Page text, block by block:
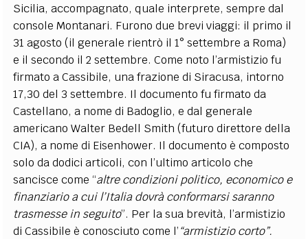
Sicilia, accompagnato, quale interprete, sempre dal
console Montanari. Furono due brevi viaggi: il primo il
31 agosto (il generale rientrò il 1° settembre a Roma)
e il secondo il 2 settembre. Come noto l’armistizio fu
firmato a Cassibile, una frazione di Siracusa, intorno
17,30 del 3 settembre. Il documento fu firmato da
Castellano, a nome di Badoglio, e dal generale
americano Walter Bedell Smith (futuro direttore della
CIA), a nome di Eisenhower. Il documento è composto
solo da dodici articoli, con l’ultimo articolo che
sancisce come “altre condizioni politico, economico e
finanziario a cui l’Italia dovrà conformarsi saranno
trasmesse in seguito”. Per la sua brevità, l’armistizio
di Cassibile è conosciuto come l’“armistizio corto”.